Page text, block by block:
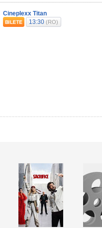
Cineplexx Titan
13:30(RO)